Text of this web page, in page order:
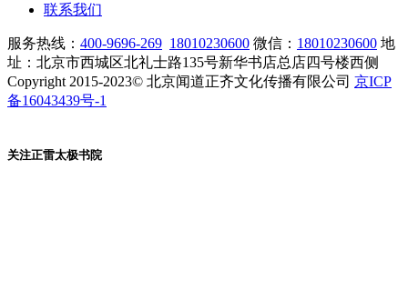
联系我们
服务热线： 400-9696-269 18010230600 微信： 18010230600 地
址：北京市西城区北礼士路135号新华书店总店四号楼西侧
Copyright 2015-2023© 北京闻道正齐文化传播有限公司 京ICP
备16043439号-1
关注正雷太极书院